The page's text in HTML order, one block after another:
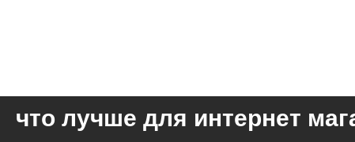
что лучше для интернет